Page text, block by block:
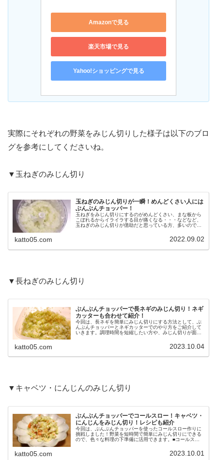
Amazonで見る
楽天市場で見る
Yahoo!ショッピングで見る
実際にそれぞれの野菜をみじん切りした様子は以下のブロ
グを参考にしてくださいね。
▼玉ねぎのみじん切り
玉ねぎのみじん切りが一瞬！めんどくさい人には
ぶんぶんチョッパー！
玉ねぎをみじん切りにするのがめんどくさい、まな板から
こぼれるからイライラする目が痛くなる・・・などなど、
玉ねぎのみじん切りが億劫だと思っている方、多いのでは
katto05.com 2022.09.02
▼長ねぎのみじん切り
ぶんぶんチョッパーで長ネギのみじん切り！ネギ
カッターも合わせて紹介！
今回は、長ネギを簡単にみじん切りにする方法として、ぶ
んぶんチョッパーとネギカッターでのやり方をご紹介して
いきます。調理時間を短縮したい方や、みじん切りが面倒
katto05.com 2023.10.04
▼キャベツ・にんじんのみじん切り
ぶんぶんチョッパーでコールスロー！キャベツ・
にんじんをみじん切り！レシピも紹介
今回は、ぶんぶんチョッパーを使ったコールスロー作りに
挑戦しました！野菜を短時間で簡単にみじん切りにできる
ので、色々な料理の下準備に活用できます。■コールスロ
katto05.com 2023.10.01